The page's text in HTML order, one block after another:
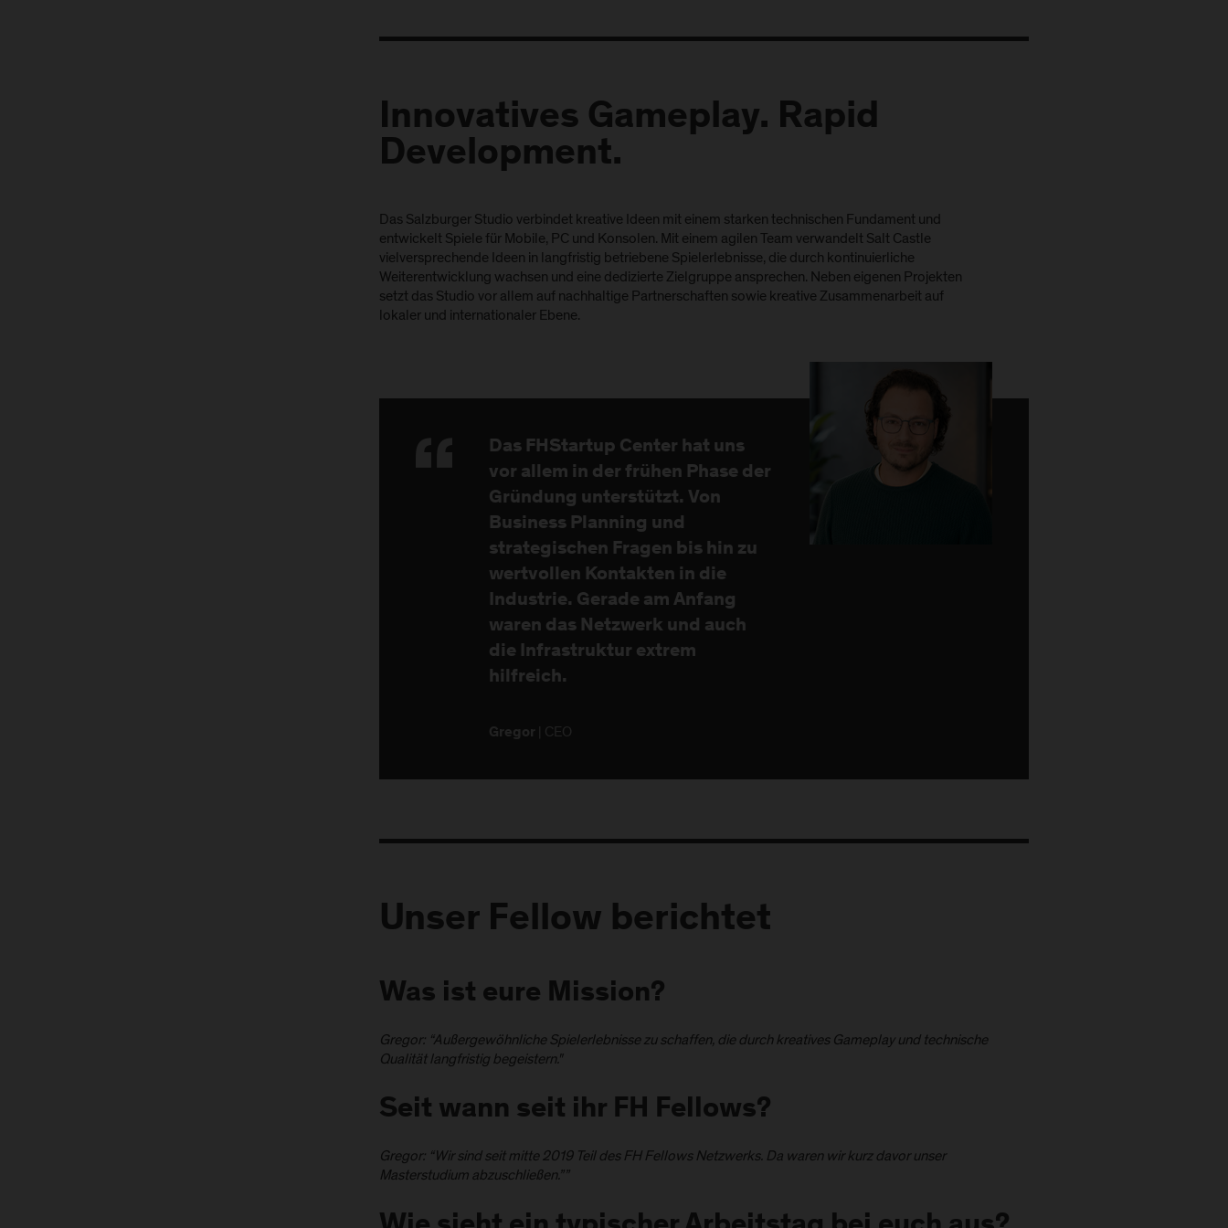
Innovatives Gameplay. Rapid
Development.
Das Salzburger Studio verbindet kreative Ideen mit einem starken technischen Fundament und
entwickelt Spiele für Mobile, PC und Konsolen. Mit einem agilen Team verwandelt Salt Castle
vielversprechende Ideen in langfristig betriebene Spielerlebnisse, die durch kontinuierliche
Weiterentwicklung wachsen und eine dedizierte Zielgruppe ansprechen. Neben eigenen Projekten
setzt das Studio vor allem auf nachhaltige Partnerschaften sowie kreative Zusammenarbeit auf
lokaler und internationaler Ebene.
Das FHStartup Center hat uns
vor allem in der frühen Phase der
Gründung unterstützt. Von
Business Planning und
strategischen Fragen bis hin zu
wertvollen Kontakten in die
Industrie. Gerade am Anfang
waren das Netzwerk und auch
die Infrastruktur extrem
hilfreich.
Gregor | CEO
Unser Fellow berichtet
Was ist eure Mission?
Gregor: “Außergewöhnliche Spielerlebnisse zu schaffen, die durch kreatives Gameplay und technische
Qualität langfristig begeistern."
Seit wann seit ihr FH Fellows?
Gregor: “Wir sind seit mitte 2019 Teil des FH Fellows Netzwerks. Da waren wir kurz davor unser
Masterstudium abzuschließen.””